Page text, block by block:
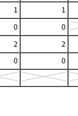
1 1
0
0
2 2
0 0